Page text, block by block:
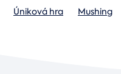
Úniková hra Mushing